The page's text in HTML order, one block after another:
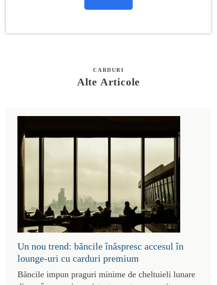
CARDURI
Alte Articole
Un nou trend: băncile înăspresc accesul în
lounge-uri cu carduri premium
Băncile impun praguri minime de cheltuieli lunare